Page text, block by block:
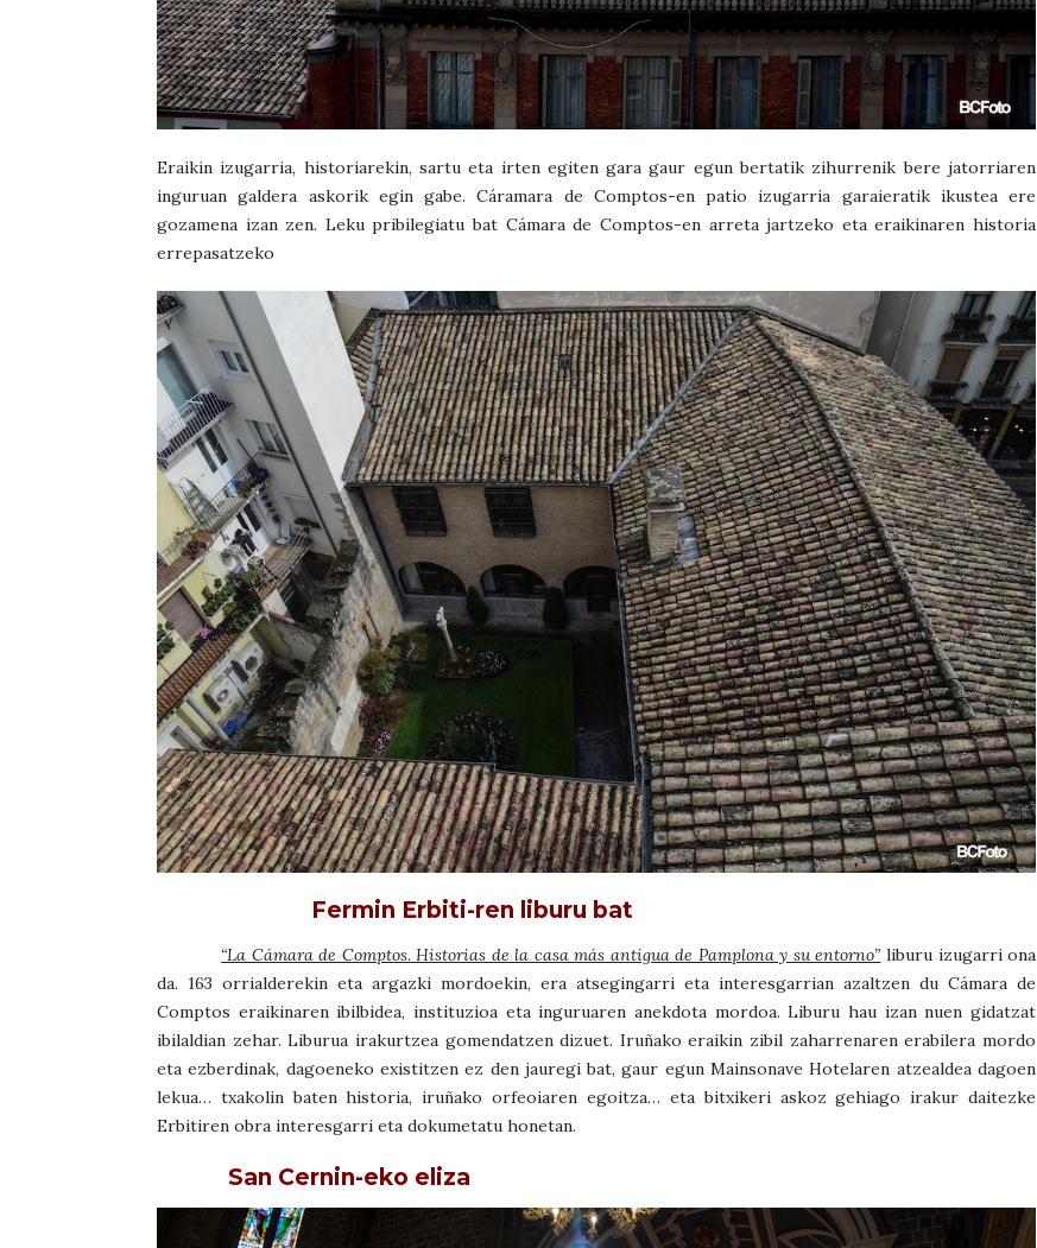
Eraikin izugarria, historiarekin, sartu eta irten egiten gara gaur egun bertatik zihurrenik bere jatorriaren
inguruan galdera askorik egin gabe. Cáramara de Comptos-en patio izugarria garaieratik ikustea ere
gozamena izan zen. Leku pribilegiatu bat Cámara de Comptos-en arreta jartzeko eta eraikinaren historia
errepasatzeko
Fermin Erbiti-ren liburu bat
“La Cámara de Comptos. Historias de la casa más antigua de Pamplona y su entorno” liburu izugarri ona
da. 163 orrialderekin eta argazki mordoekin, era atsegingarri eta interesgarrian azaltzen du Cámara de
Comptos eraikinaren ibilbidea, instituzioa eta inguruaren anekdota mordoa. Liburu hau izan nuen gidatzat
ibilaldian zehar. Liburua irakurtzea gomendatzen dizuet. Iruñako eraikin zibil zaharrenaren erabilera mordo
eta ezberdinak, dagoeneko existitzen ez den jauregi bat, gaur egun Mainsonave Hotelaren atzealdea dagoen
lekua… txakolin baten historia, iruñako orfeoiaren egoitza… eta bitxikeri askoz gehiago irakur daitezke
Erbitiren obra interesgarri eta dokumetatu honetan.
San Cernin-eko eliza